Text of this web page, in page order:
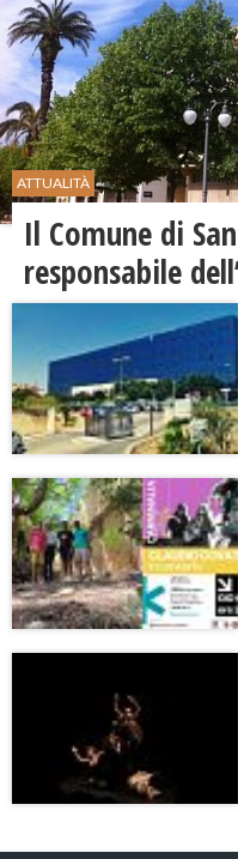
ATTUALITÀ
Il Comune di
responsabile